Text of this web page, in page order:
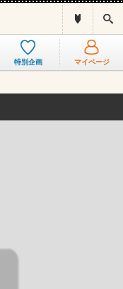
ス
特別企画 マイページ